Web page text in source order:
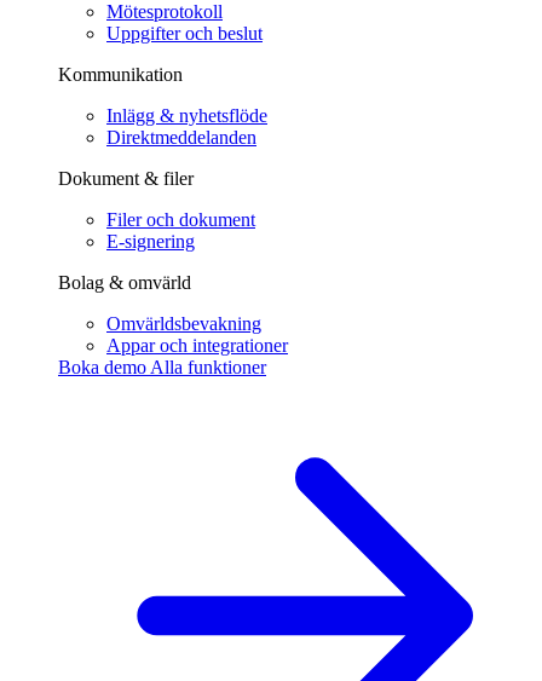
Mötesprotokoll
Uppgifter och beslut
Kommunikation
Inlägg & nyhetsflöde
Direktmeddelanden
Dokument & filer
Filer och dokument
E-signering
Bolag & omvärld
Omvärldsbevakning
Appar och integrationer
Boka demo Alla funktioner